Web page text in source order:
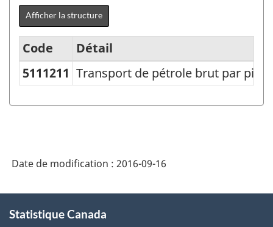
Afficher la structure
Système
produits
l'Amérique
du
Code
Détail
5111211 Transport de pétrole brut par
Date de modification : 2016-09-16
propos
Statistique Canada